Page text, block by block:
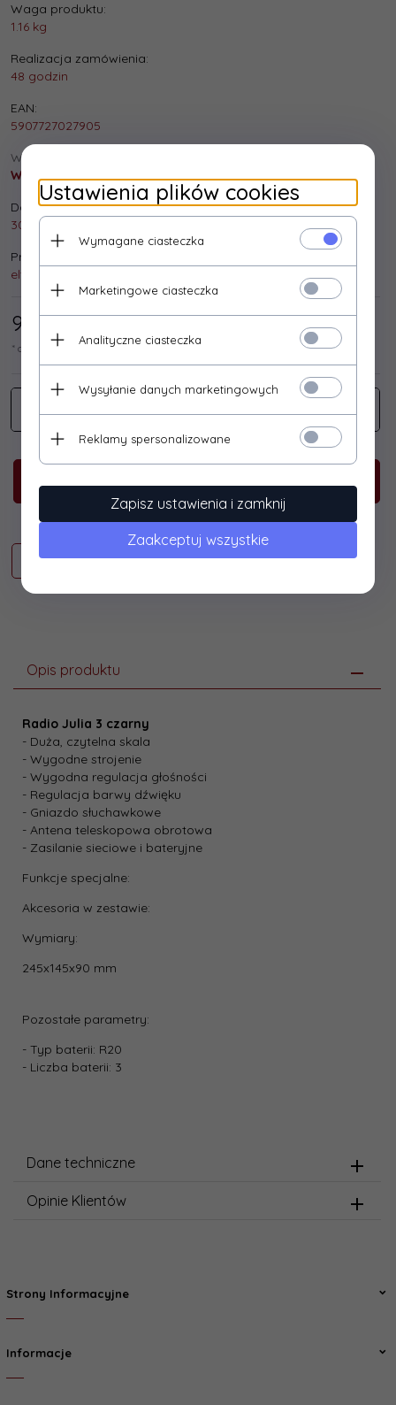
Waga produktu:
1.16 kg
Realizacja zamówienia:
48 godzin
EAN:
5907727027905
Wysyłka:
Wysyłka gratis!
Dostępna ilość:
30 szt.
Producent:
eltra
91, 87 / 113,00 PLN*
* cena netto / brutto
Opis produktu
Radio Julia 3 czarny
- Duża, czytelna skala
- Wygodne strojenie
- Wygodna regulacja głośności
- Regulacja barwy dźwięku
- Gniazdo słuchawkowe
- Antena teleskopowa obrotowa
- Zasilanie sieciowe i bateryjne
Funkcje specjalne:
Akcesoria w zestawie:
Wymiary:
245x145x90 mm
Pozostałe parametry:
- Typ baterii: R20
- Liczba baterii: 3
Dane techniczne
Opinie Klientów
Strony Informacyjne
Informacje
Ustawienia plików cookies
Wymagane ciasteczka
Marketingowe ciasteczka
Analityczne ciasteczka
Wysyłanie danych marketingowych
Reklamy spersonalizowane
Zapisz ustawienia i zamknij
Zaakceptuj wszystkie